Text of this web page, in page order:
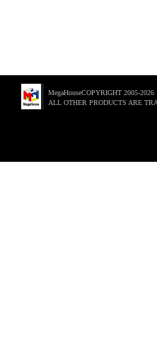
MegaHouseCOPYRIGHT 2005-
ALL OTHER PRODUCTS ARE